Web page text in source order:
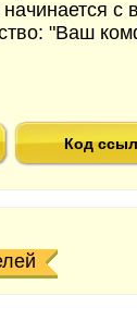
с
"Ваш
Код